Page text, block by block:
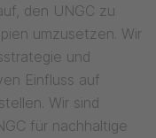
den UNGC zu
umzusetzen. Wir
und
Einfluss auf
Wir sind
für nachhaltige